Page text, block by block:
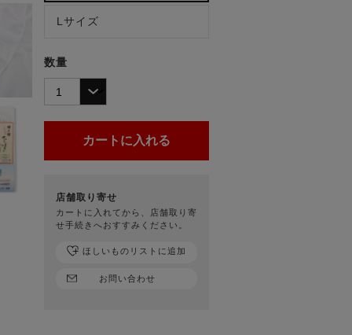
Lサイズ
数量
店舗取り寄せ
カートに入れてから、店舗取り寄
せ手続きへおすすみください。
お問い合わせ
ほしいものリストに追加